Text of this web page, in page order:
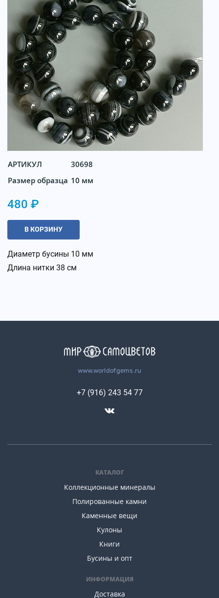
АРТИКУЛ
30698
Размер образца 10 мм
480 ₽
В КОРЗИНУ
Диаметр бусины 10 мм
Длина нитки 38 см
www.worldofgems.ru
КАТАЛОГ
Коллекционные минералы
Полированные камни
Каменные вещи
Кулоны
Книги
Бусины и опт
ИНФОРМАЦИЯ
Доставка
+7 (916) 243 54 77